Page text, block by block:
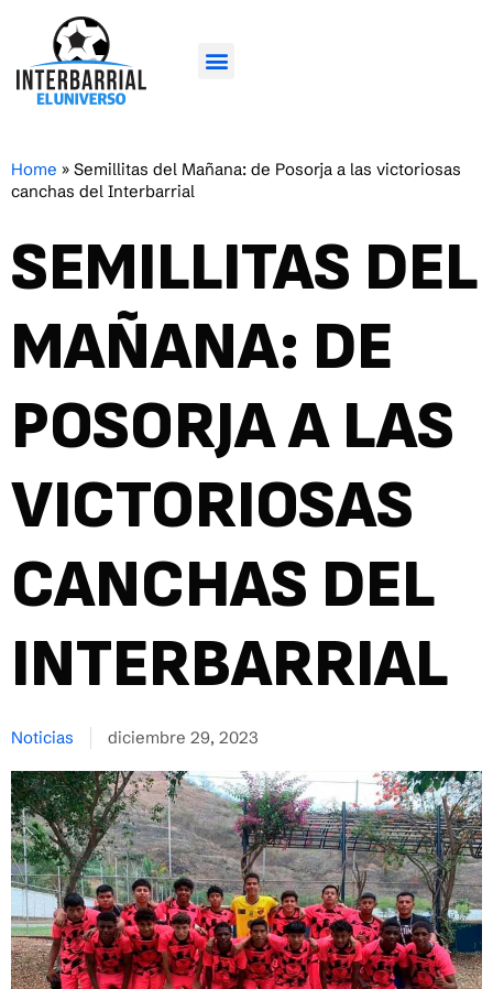
Home » Semillitas del Mañana: de Posorja a las victoriosas
canchas del Interbarrial
SEMILLITAS DEL
MAÑANA: DE
POSORJA A LAS
VICTORIOSAS
CANCHAS DEL
INTERBARRIAL
Noticias diciembre 29, 2023